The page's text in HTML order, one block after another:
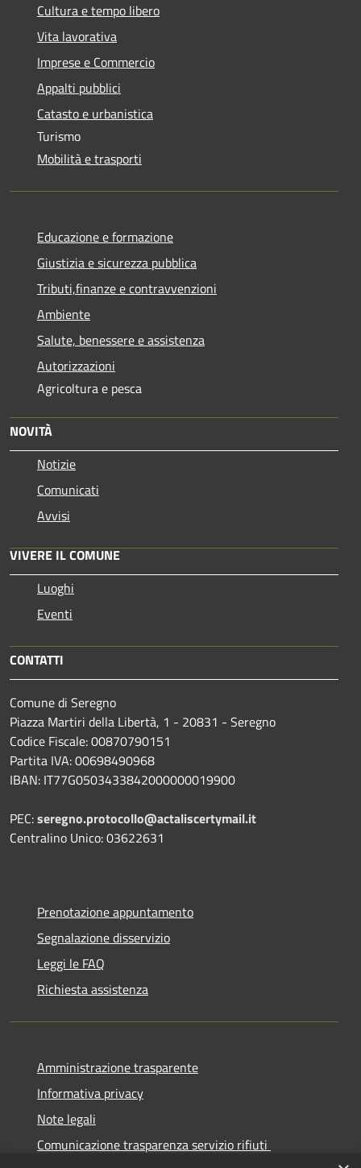
Cultura e tempo libero
Vita lavorativa
Imprese e Commercio
Appalti pubblici
Catasto e urbanistica
Turismo
Mobilità e trasporti
Educazione e formazione
Giustizia e sicurezza pubblica
Tributi,finanze e contravvenzioni
Ambiente
Salute, benessere e assistenza
Autorizzazioni
Agricoltura e pesca
NOVITÀ
Notizie
Comunicati
Avvisi
VIVERE IL COMUNE
Luoghi
Eventi
CONTATTI
Comune di Seregno
Piazza Martiri della Libertà, 1 - 20831 - Seregno
Codice Fiscale: 00870790151
Partita IVA: 00698490968
IBAN: IT77G0503433842000000019900
PEC:seregno.protocollo@actaliscertymail.it
Centralino Unico: 03622631
Prenotazione appuntamento
Segnalazione disservizio
Leggi le FAQ
Richiesta assistenza
Amministrazione trasparente
Informativa privacy
Note legali
Comunicazione trasparenza servizio rifiuti